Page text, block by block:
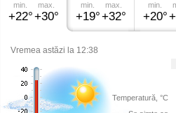
min.
+22°
max.
+30°
min.
+19°
max.
+32°
min.
+20°
Vremea astăzi la 12:38
Temperatură, °C